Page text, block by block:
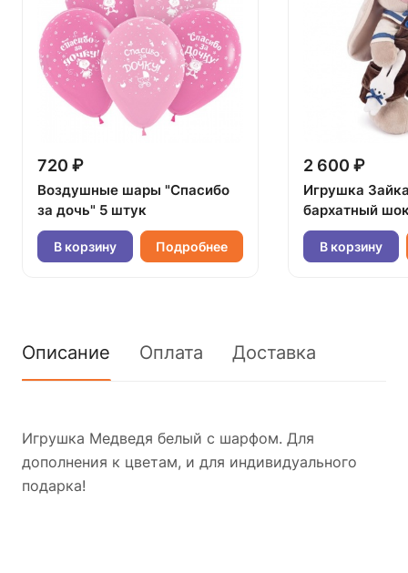
720 ₽
Воздушные шары "Спасибо
за дочь" 5 штук
В корзину Подробнее
2 600 ₽
Игрушка
бархатный
В корзину
Описание Оплата Доставка
Игрушка Медведя белый с шарфом. Для
дополнения к цветам, и для индивидуального
подарка!